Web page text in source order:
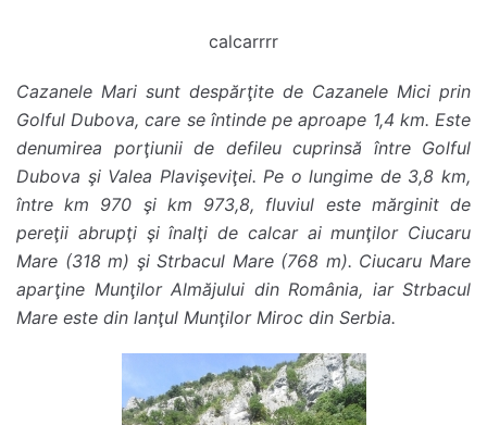
calcarrrr
Cazanele Mari sunt despărţite de Cazanele Mici prin
Golful Dubova, care se întinde pe aproape 1,4 km. Este
denumirea porţiunii de defileu cuprinsă între Golful
Dubova şi Valea Plavişeviţei. Pe o lungime de 3,8 km,
între km 970 şi km 973,8, fluviul este mărginit de
pereţii abrupţi şi înalţi de calcar ai munţilor Ciucaru
Mare (318 m) şi Strbacul Mare (768 m). Ciucaru Mare
aparţine Munţilor Almăjului din România, iar Strbacul
Mare este din lanţul Munţilor Miroc din Serbia.